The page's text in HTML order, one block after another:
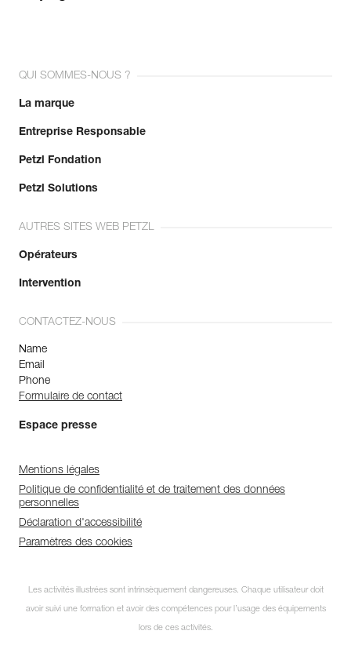
QUI SOMMES-NOUS ?
La marque
Entreprise Responsable
Petzl Fondation
Petzl Solutions
AUTRES SITES WEB PETZL
Opérateurs
Intervention
CONTACTEZ-NOUS
Name
Email
Phone
Formulaire de contact
Espace presse
Mentions légales
Politique de confidentialité et de traitement des données
personnelles
Déclaration d'accessibilité
Paramètres des cookies
Les activités illustrées sont intrinsèquement dangereuses. Chaque utilisateur doit
avoir suivi une formation et avoir des compétences pour l’usage des équipements
lors de ces activités.